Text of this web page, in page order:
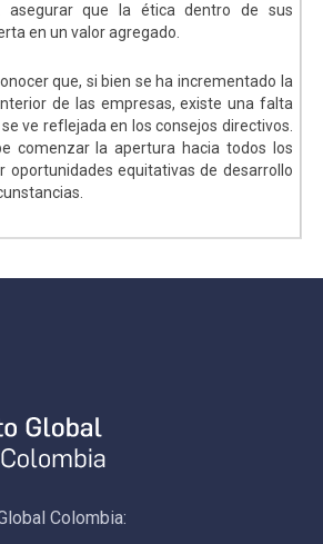
asegurar que la ética dentro de sus
en un valor agregado.
que, si bien se ha incrementado la
de las empresas, existe una falta
ve reflejada en los consejos directivos.
comenzar la apertura hacia todos los
oportunidades equitativas de desarrollo
Colombia: